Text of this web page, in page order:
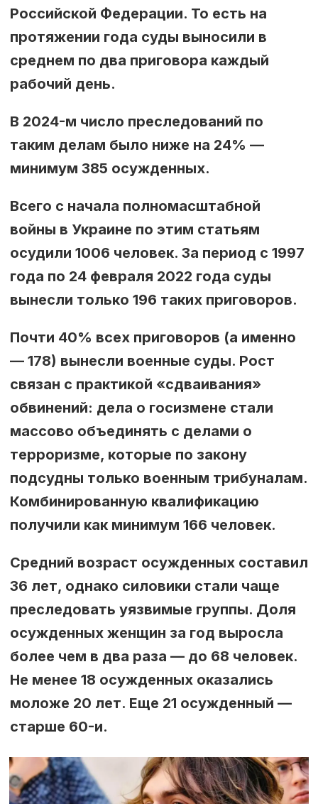
Российской Федерации. То есть на
протяжении года суды выносили в
среднем по два приговора каждый
рабочий день.
В 2024-м число преследований по
таким делам было ниже на 24% —
минимум 385 осужденных.
Всего с начала полномасштабной
войны в Украине по этим статьям
осудили 1006 человек. За период с 1997
года по 24 февраля 2022 года суды
вынесли только 196 таких приговоров.
Почти 40% всех приговоров (а именно
— 178) вынесли военные суды. Рост
связан с практикой «сдваивания»
обвинений: дела о госизмене стали
массово объединять с делами о
терроризме, которые по закону
подсудны только военным трибуналам.
Комбинированную квалификацию
получили как минимум 166 человек.
Средний возраст осужденных составил
36 лет, однако силовики стали чаще
преследовать уязвимые группы. Доля
осужденных женщин за год выросла
более чем в два раза — до 68 человек.
Не менее 18 осужденных оказались
моложе 20 лет. Еще 21 осужденный —
старше 60-и.